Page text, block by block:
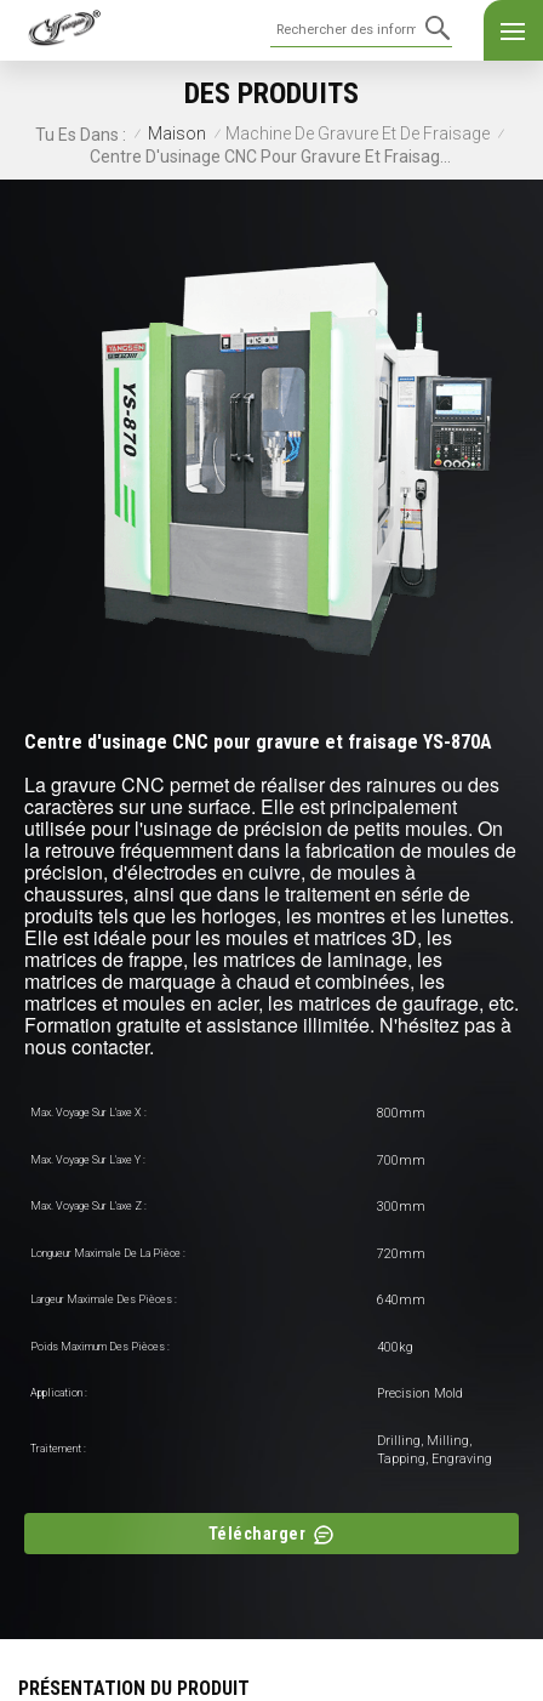
DES PRODUITS
Tu Es Dans : / Maison / Machine De Gravure Et De Fraisage /
Centre d'usinage CNC pour gravure et fraisage YS-870A
La gravure CNC permet de réaliser des rainures ou des
caractères sur une surface. Elle est principalement
utilisée pour l'usinage de précision de petits moules. On
la retrouve fréquemment dans la fabrication de moules de
précision, d'électrodes en cuivre, de moules à
chaussures, ainsi que dans le traitement en série de
produits tels que les horloges, les montres et les lunettes.
Elle est idéale pour les moules et matrices 3D, les
matrices de frappe, les matrices de laminage, les
matrices de marquage à chaud et combinées, les
matrices et moules en acier, les matrices de gaufrage, etc.
Formation gratuite et assistance illimitée. N'hésitez pas à
nous contacter.
Max. Voyage Sur L'axe X : 800mm
Max. Voyage Sur L'axe Y : 700mm
Max. Voyage Sur L'axe Z : 300mm
Longueur Maximale De La Pièce : 720mm
Largeur Maximale Des Pièces : 640mm
Poids Maximum Des Pièces : 400kg
Application : Precision Mold
Traitement :
Drilling, Milling,
Tapping, Engraving
Télécharger
PRÉSENTATION DU PRODUIT